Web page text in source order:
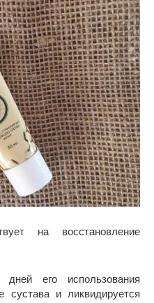
на восстановление
его использования
сустава и ликвидируется